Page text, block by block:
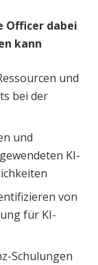
Officer dabei
kann
und
bei der
und
KI-
von
für KI-
Schulungen